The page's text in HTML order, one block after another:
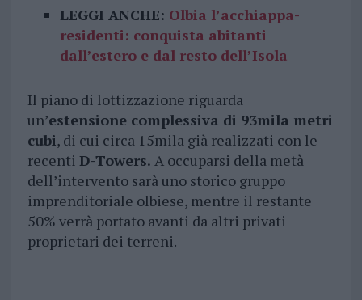
LEGGI ANCHE: Olbia l’acchiappa-
residenti: conquista abitanti
dall’estero e dal resto dell’Isola
Il piano di lottizzazione riguarda
un’estensione complessiva di 93mila metri
cubi, di cui circa 15mila già realizzati con le
recenti D-Towers. A occuparsi della metà
dell’intervento sarà uno storico gruppo
imprenditoriale olbiese, mentre il restante
50% verrà portato avanti da altri privati
proprietari dei terreni.